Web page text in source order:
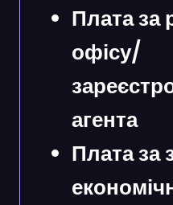
Плата за
офісу/
агента
Плата за